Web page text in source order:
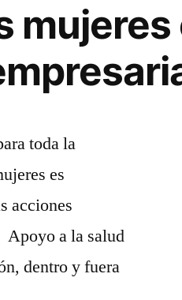
mujeres
toda la
es
acciones
Apoyo a la salud
dentro y fuera